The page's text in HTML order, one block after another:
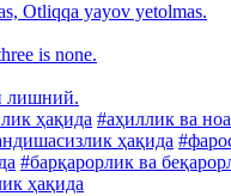
Otliqqa yayov yetolmas.
is none.
лишний.
ҳақида #аҳиллик ва
ҳақида
#барқарорлик ва
ҳақида